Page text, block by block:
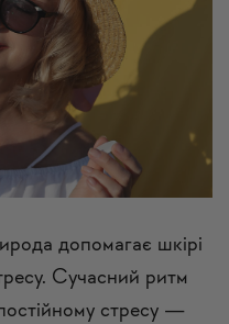
допомагає шкірі
Сучасний ритм
стресу —